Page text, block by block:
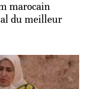
marocain
du meilleur